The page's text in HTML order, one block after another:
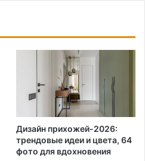
Дизайн прихожей-2026:
трендовые идеи и цвета, 64
фото для вдохновения